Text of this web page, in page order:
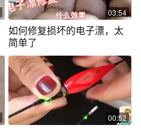
03:54
如何修复损坏的电子漂，太
简单了
00:52